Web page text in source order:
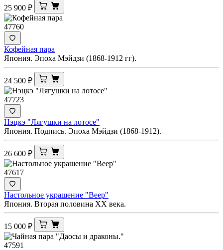
25 900 ₽
47760
Кофейная пара
Япония. Эпоха Мэйдзи (1868-1912 гг).
24 500 ₽
47723
Нэцкэ "Лягушки на лотосе"
Япония. Подпись. Эпоха Мэйдзи (1868-1912).
26 600 ₽
47617
Настольное украшение "Веер"
Япония. Вторая половина ХХ века.
15 000 ₽
47591